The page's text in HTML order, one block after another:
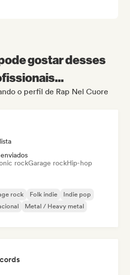
gostar desses
o perfil de Rap Nel Cuore
rockGarage rockHip-hop
rock Folk indie
Indie pop
Metal / Heavy metal